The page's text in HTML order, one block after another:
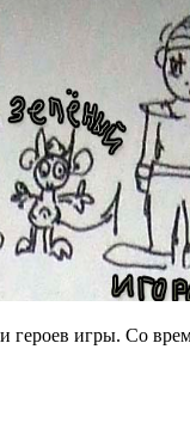
героев игры. Со